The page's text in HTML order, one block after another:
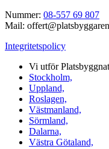
Nummer: 08-557 69 807
Mail:
Integritetspolicy
Vi utför
Stockholm,
Uppland,
Roslagen,
Västmanland,
Sörmland,
Dalarna,
Västra Götaland,